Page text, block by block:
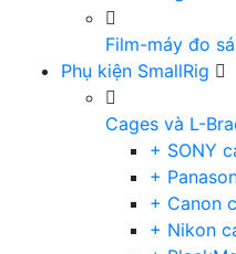
Film-máy đo
Phụ kiện SmallRig
Cages và L-
+ SONY
+
+ Canon
+ Nikon